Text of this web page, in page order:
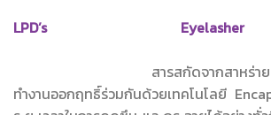
LPD’s
สารสกัดจากสาหร่
ทำงานออกฤทธิ์ร่วมกันด้วยเทคโนโลยี